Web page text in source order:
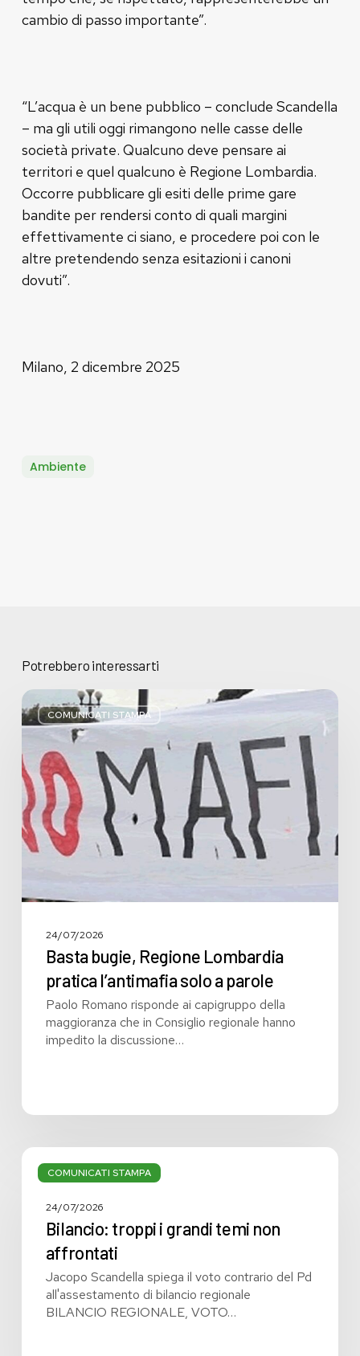
cambio di passo importante”.
“L’acqua è un bene pubblico – conclude Scandella
– ma gli utili oggi rimangono nelle casse delle
società private. Qualcuno deve pensare ai
territori e quel qualcuno è Regione Lombardia.
Occorre pubblicare gli esiti delle prime gare
bandite per rendersi conto di quali margini
effettivamente ci siano, e procedere poi con le
altre pretendendo senza esitazioni i canoni
dovuti”.
Milano, 2 dicembre 2025
Ambiente
Potrebbero interessarti
COMUNICATI STAMPA
Basta
bugie,
Regione
Lombardia
pratica
l’antimafia
solo
a
parole
24/07/2026
Basta bugie, Regione Lombardia
pratica l’antimafia solo a parole
Paolo Romano risponde ai capigruppo della
maggioranza che in Consiglio regionale hanno
impedito la discussione…
COMUNICATI STAMPA
Bilancio:
troppi
grandi
affrontati
24/07/2026
Bilancio: troppi i grandi temi non
affrontati
Jacopo Scandella spiega il voto contrario del Pd
all'assestamento di bilancio regionale
BILANCIO REGIONALE, VOTO…